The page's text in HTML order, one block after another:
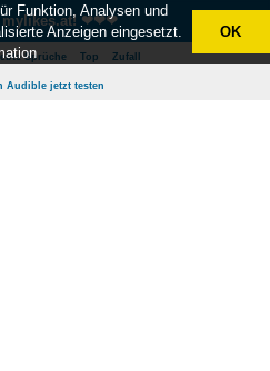
mylikes.at! ❤❤❤
Sprüche Top Zufall
Audible jetzt testen
Funktion, Analysen und
Anzeigen eingesetzt.
OK